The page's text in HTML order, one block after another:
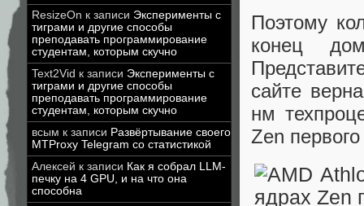
ResizeOn к записи Эксперименты с
тиграми и другие способы
преподавать программирование
студентам, которым скучно
Text2Vid к записи Эксперименты с
тиграми и другие способы
преподавать программирование
студентам, которым скучно
всым к записи Развёртывание своего
MTProxy Telegram со статистикой
Алексей к записи Как я собрал LLM-
печку на 4 GPU, и на что она
способна
Поэтому
конец
сайте
нм
Zen